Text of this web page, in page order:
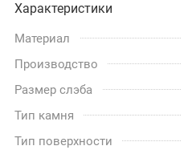
Характеристики
Материал
Производство
Размер слэба
Тип камня
Тип поверхности